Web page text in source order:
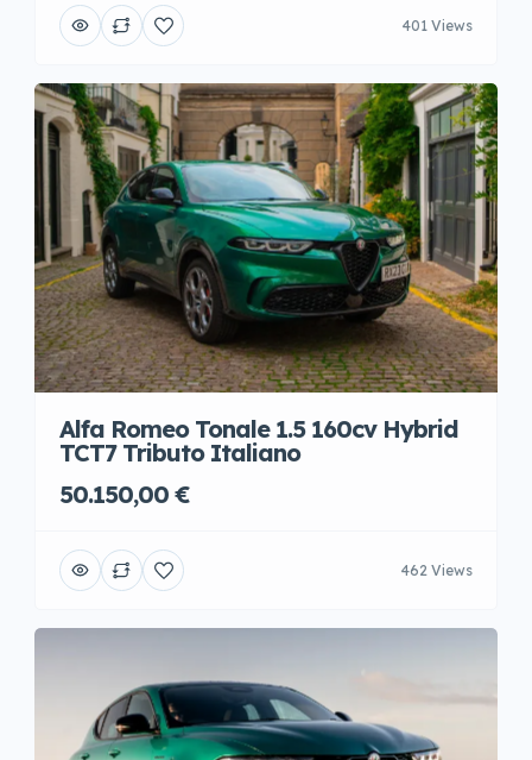
401 Views
Alfa Romeo Tonale 1.5 160cv Hybrid
TCT7 Tributo Italiano
50.150,00 €
462 Views